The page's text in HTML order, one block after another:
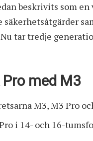
beskrivits som
tar tredje
med M3
M3, M3 Pro
i 14- och 16-